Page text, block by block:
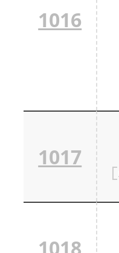
1016
1017